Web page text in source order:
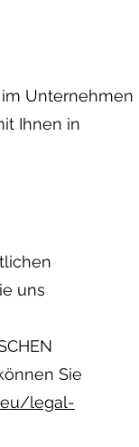
Unternehmen
Ihnen in
uns
Sie
legal-